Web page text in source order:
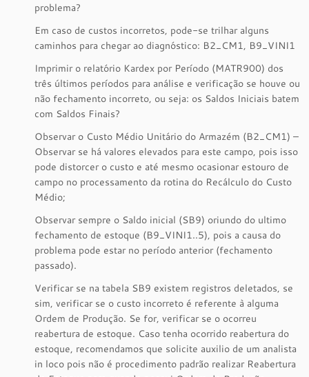
problema?
Em caso de custos incorretos, pode-se trilhar alguns
caminhos para chegar ao diagnóstico: B2_CM1, B9_VINI1
Imprimir o relatório Kardex por Período (MATR900) dos
três últimos períodos para análise e verificação se houve ou
não fechamento incorreto, ou seja: os Saldos Iniciais batem
com Saldos Finais?
Observar o Custo Médio Unitário do Armazém (B2_CM1) –
Observar se há valores elevados para este campo, pois isso
pode distorcer o custo e até mesmo ocasionar estouro de
campo no processamento da rotina do Recálculo do Custo
Médio;
Observar sempre o Saldo inicial (SB9) oriundo do ultimo
fechamento de estoque (B9_VINI1..5), pois a causa do
problema pode estar no período anterior (fechamento
passado).
Verificar se na tabela SB9 existem registros deletados, se
sim, verificar se o custo incorreto é referente à alguma
Ordem de Produção. Se for, verificar se o ocorreu
reabertura de estoque. Caso tenha ocorrido reabertura do
estoque, recomendamos que solicite auxilio de um analista
in loco pois não é procedimento padrão realizar Reabertura